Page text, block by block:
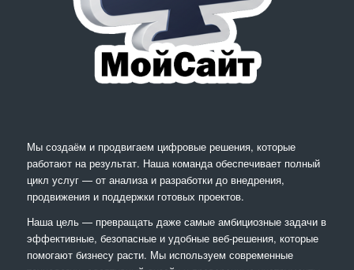
Мы создаём и продвигаем цифровые решения, которые
работают на результат. Наша команда обеспечивает полный
цикл услуг — от анализа и разработки до внедрения,
продвижения и поддержки готовых проектов.
Наша цель — превращать даже самые амбициозные задачи в
эффективные, безопасные и удобные веб-решения, которые
помогают бизнесу расти. Мы используем современные